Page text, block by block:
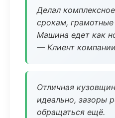
Делал
срокам,
Машина едет как
— Клиент компании
Отличная
идеально, зазоры
обращаться ещё.